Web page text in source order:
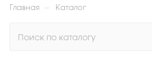
Главная — Каталог